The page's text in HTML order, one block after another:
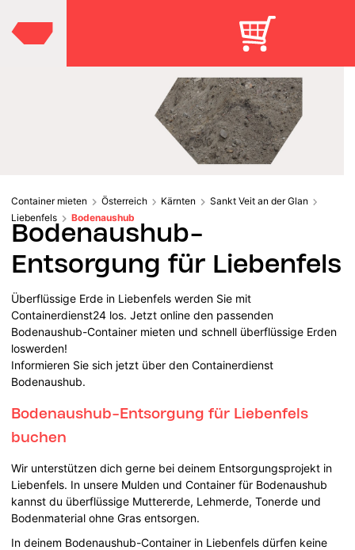
Container mieten Österreich Kärnten
Sankt Veit an der Glan
Liebenfels
Bodenaushub
Bodenaushub-
Entsorgung für Liebenfels
Überflüssige Erde in Liebenfels werden Sie mit
Containerdienst24 los. Jetzt online den passenden
Bodenaushub-Container mieten und schnell überflüssige Erden
loswerden!
Informieren Sie sich jetzt über den Containerdienst
Bodenaushub.
Bodenaushub-Entsorgung für Liebenfels
buchen
Wir unterstützen dich gerne bei deinem Entsorgungsprojekt in
Liebenfels. In unsere Mulden und Container für Bodenaushub
kannst du überflüssige Muttererde, Lehmerde, Tonerde und
Bodenmaterial ohne Gras entsorgen.
In deinem Bodenaushub-Container in Liebenfels dürfen keine